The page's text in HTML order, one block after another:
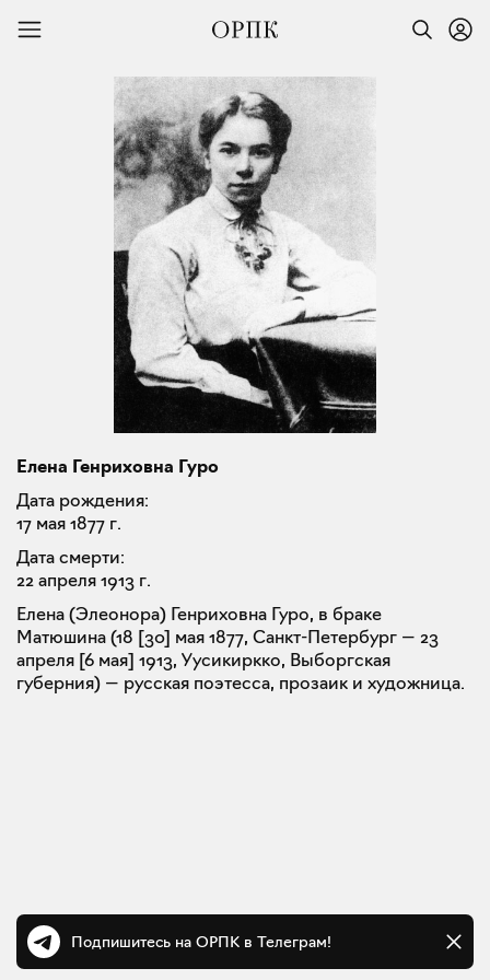
Елена Генриховна Гуро
Дата рождения:
17 мая 1877 г.
Дата смерти:
22 апреля 1913 г.
Елена (Элеонора) Генриховна Гуро, в браке
Матюшина (18 [30] мая 1877, Санкт-Петербург — 23
апреля [6 мая] 1913, Уусикиркко, Выборгская
губерния) — русская поэтесса, прозаик и художница.
Подпишитесь на ОРПК в Телеграм!